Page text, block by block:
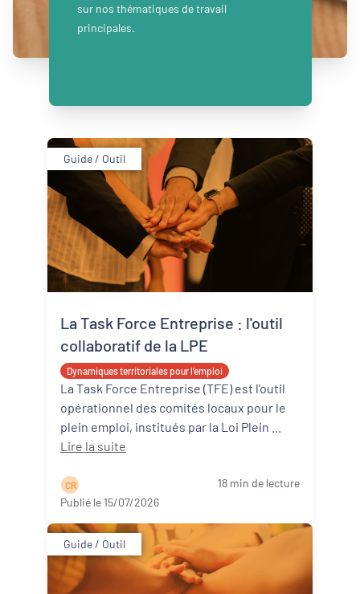
sur nos thématiques de travail
principales.
Guide / Outil
Dynamiques territoriales pour l’emploi
La Task Force Entreprise : l'outil
collaboratif de la LPE
La Task Force Entreprise (TFE) est l'outil
opérationnel des comités locaux pour le
Lire la suite
C R
18 min de lecture
Publié le 15/07/2026
Guide / Outil